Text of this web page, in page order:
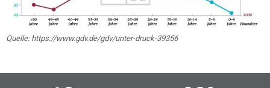
Quelle: https://www.gdv.de/gdv/unter-druck-39356